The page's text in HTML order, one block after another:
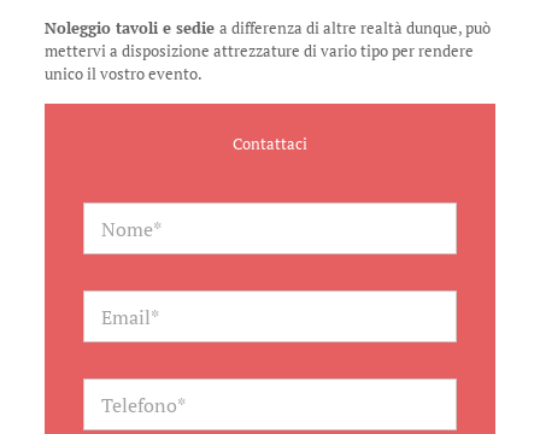
Noleggio tavoli e sedie a differenza di altre realtà dunque, può
mettervi a disposizione attrezzature di vario tipo per rendere
unico il vostro evento.
Contattaci
N
m
*E
a
lT
l